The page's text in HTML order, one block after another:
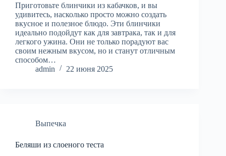
Приготовьте блинчики из кабачков, и вы
удивитесь, насколько просто можно создать
вкусное и полезное блюдо. Эти блинчики
идеально подойдут как для завтрака, так и для
легкого ужина. Они не только порадуют вас
своим нежным вкусом, но и станут отличным
способом…
admin
22 июня 2025
Выпечка
Беляши из слоеного теста